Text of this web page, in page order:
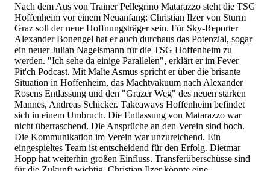
Nach dem Aus von Trainer Pellegrino Matarazzo steht die TSG
Hoffenheim vor einem Neuanfang: Christian Ilzer von Sturm
Graz soll der neue Hoffnungsträger sein. Für Sky-Reporter
Alexander Bonengel hat er auch durchaus das Potenzial, sogar
ein neuer Julian Nagelsmann für die TSG Hoffenheim zu
werden. "Ich sehe da einige Parallelen", erklärt er im Fever
Pit'ch Podcast. Mit Malte Asmus spricht er über die brisante
Situation in Hoffenheim, das Machtvakuum nach Alexander
Rosens Entlassung und den "Grazer Weg" des neuen starken
Mannes, Andreas Schicker. Takeaways Hoffenheim befindet
sich in einem Umbruch. Die Entlassung von Matarazzo war
nicht überraschend. Die Ansprüche an den Verein sind hoch.
Die Kommunikation im Verein war unzureichend. Ein
eingespieltes Team ist entscheidend für den Erfolg. Dietmar
Hopp hat weiterhin großen Einfluss. Transferüberschüsse sind